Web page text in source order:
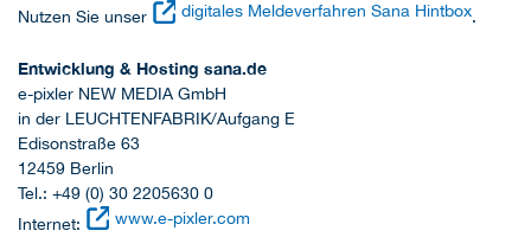
Nutzen Sie unser
digitales Meldeverfahren Sana Hintbox.
Entwicklung & Hosting sana.de
e-pixler NEW MEDIA GmbH
in der LEUCHTENFABRIK/Aufgang E
Edisonstraße 63
12459 Berlin
Tel.: +49 (0) 30 2205630 0
Internet:
www.e-pixler.com